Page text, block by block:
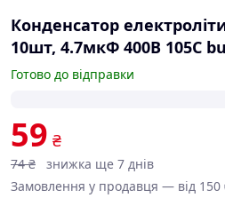
Конденсатор
10шт, 4.7мкФ 400В 105С
Готово до відправки
59 ₴
74 ₴
знижка ще 7 днів
Замовлення у продавця — від 150